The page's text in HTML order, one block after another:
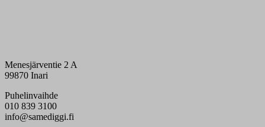
Menesjärventie 2 A
99870 Inari
Puhelinvaihde
010 839 3100
info@samediggi.fi